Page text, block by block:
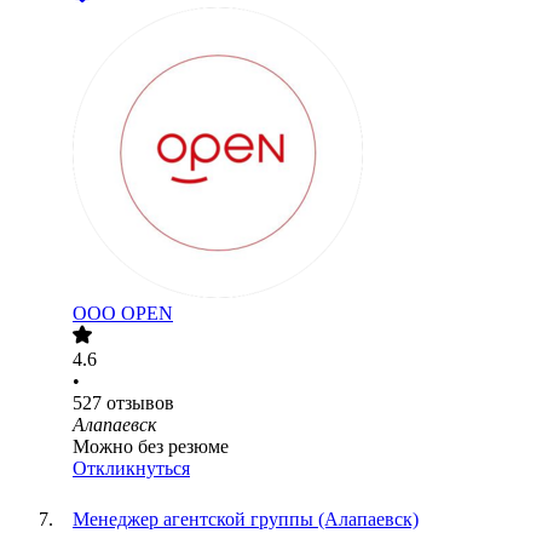
ООО OPEN
4.6
•
527 отзывов
Алапаевск
Можно без резюме
Откликнуться
Менеджер агентской группы (Алапаевск)